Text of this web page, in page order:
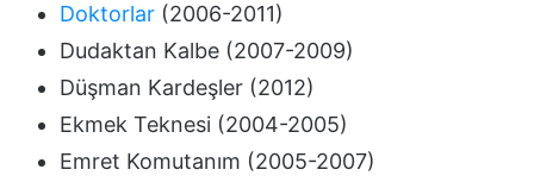
Doktorlar (2006-2011)
Dudaktan Kalbe (2007-2009)
Düşman Kardeşler (2012)
Ekmek Teknesi (2004-2005)
Emret Komutanım (2005-2007)